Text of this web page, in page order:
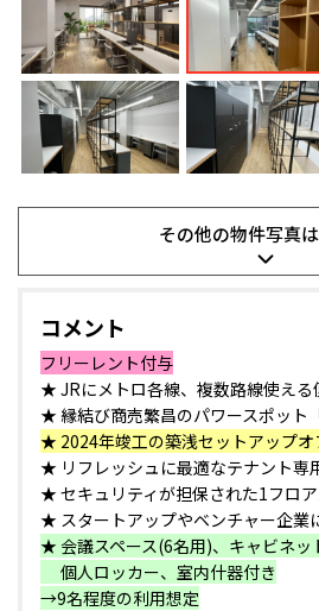
その他の物件写真は
コメント
フリーレント付与
★ JRにメトロ各線、複数路線使える
★ 縁結び商売繁昌のパワースポット
★ 2024年竣工の築浅セットアップオ
★ リフレッシュに最適なテナント専
★ セキュリティが担保された1フロ
★ スタートアップやベンチャー企業
★ 会議スペース(6名用)、キャビネッ
個人ロッカー、室内什器付き
→9名程度の利用想定